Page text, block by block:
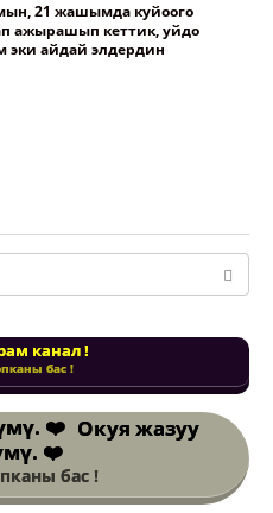
21 жашымда куйоого
ажырашып кеттик, уйдо
айдай элдердин
канал !
бас !
Окуя жазуу
❤️
бас !